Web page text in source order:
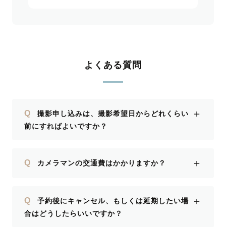
よくある質問
Q
撮影申し込みは、撮影希望日からどれくらい
前にすればよいですか？
＋
Q カメラマンの交通費はかかりますか？ ＋
Q
予約後にキャンセル、もしくは延期したい場
合はどうしたらいいですか？
＋